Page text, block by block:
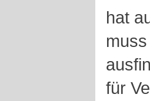
hat
für